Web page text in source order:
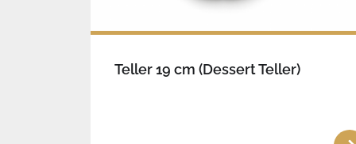
Teller 19 cm (Dessert Teller)